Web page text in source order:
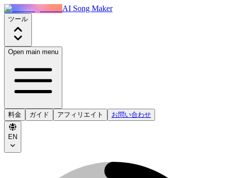
AI Song Maker
ツール
Open main menu
料金 ガイド アフィリエイト お問い合わせ
EN